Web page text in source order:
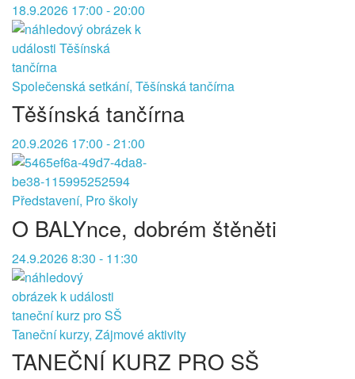
18.9.2026 17:00 - 20:00
Společenská setkání, Těšínská tančírna
Těšínská tančírna
20.9.2026 17:00 - 21:00
Představení, Pro školy
O BALYnce, dobrém štěněti
24.9.2026 8:30 - 11:30
Taneční kurzy, Zájmové aktivity
TANEČNÍ KURZ PRO SŠ